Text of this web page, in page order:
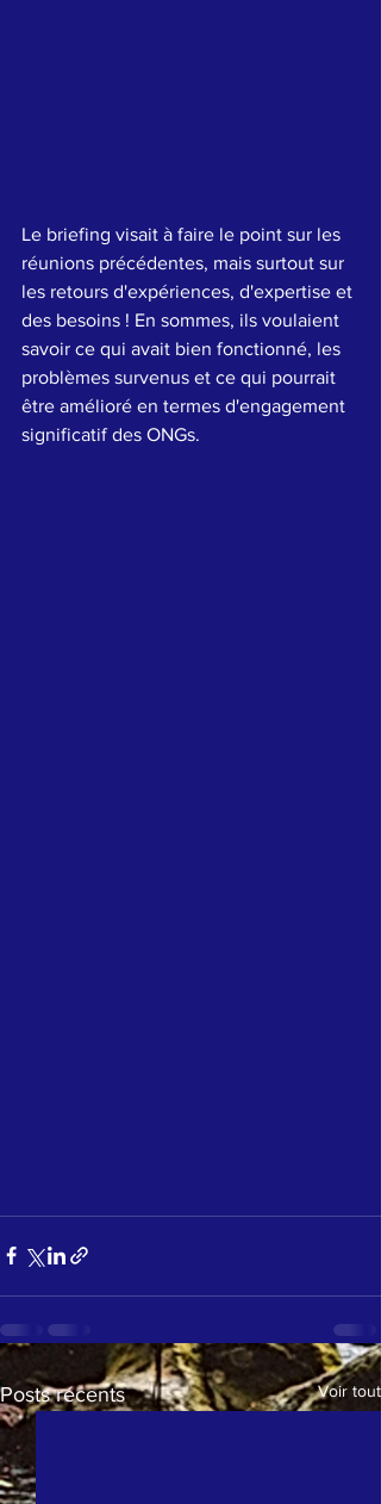
Le briefing visait à faire le point sur les
réunions précédentes, mais surtout sur
les retours d'expériences, d'expertise et
des besoins ! En sommes, ils voulaient
savoir ce qui avait bien fonctionné, les
problèmes survenus et ce qui pourrait
être amélioré en termes d'engagement
significatif des ONGs.
Posts récents Voir tout